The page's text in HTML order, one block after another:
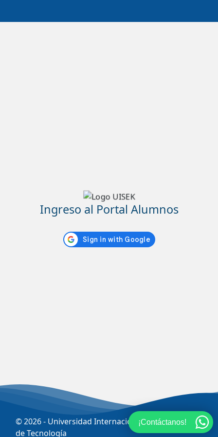
Ingreso al Portal Alumnos
© 2026 - Universidad Internacional SEK - Dirección
de Tecnología
¡Contáctanos!